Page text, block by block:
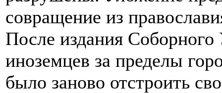
совращение из
После издания
иноземцев за пределы
было заново отстроить